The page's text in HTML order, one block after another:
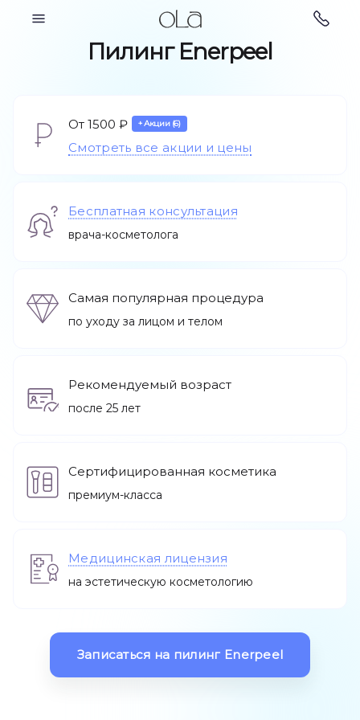
Косметология
услуги
Ногтевой сервис Подология
О нас Акции
Записаться
Косметология
Пилинг Enerpeel
От 1500 ₽ + Акции (6)
Смотреть все акции и цены
Бесплатная консультация
врача-косметолога
Самая популярная процедура
по уходу за лицом и телом
Рекомендуемый возраст
после 25 лет
Сертифицированная косметика
премиум-класса
Медицинская лицензия
на эстетическую косметологию
Записаться на пилинг Enerpeel